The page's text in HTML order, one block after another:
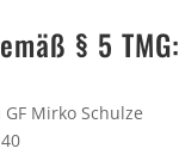
§ 5 TMG:
Mirko Schulze